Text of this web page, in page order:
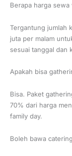
Berapa harga
Tergantung jumlah
juta per malam
sesuai tanggal dan
Apakah bisa
Bisa. Paket
70% dari harga
family day.
Boleh bawa